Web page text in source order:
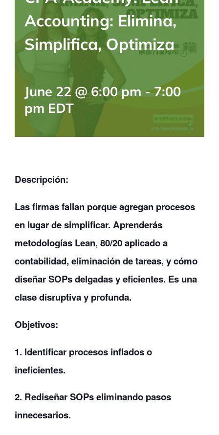
CONTACTANOS
Accounting: Elimina,
Simplifica, Optimiza
June 22 @ 6:00 pm-7:00
pm EDT
Descripción:
Las firmas fallan porque agregan procesos
en lugar de simplificar. Aprenderás
metodologías Lean, 80/20 aplicado a
contabilidad, eliminación de tareas, y cómo
diseñar SOPs delgadas y eficientes. Es una
clase disruptiva y profunda.
Objetivos:
1. Identificar procesos inflados o
ineficientes.
2. Rediseñar SOPs eliminando pasos
innecesarios.